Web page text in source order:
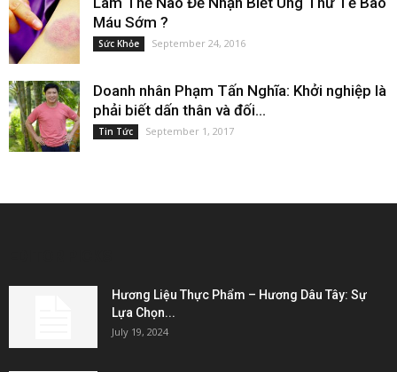
Máu Sớm ?
Sức Khỏe September 24, 2016
Doanh nhân Phạm Tấn Nghĩa: Khởi nghiệp là
phải biết dấn thân và đối...
Tin Tức September 1, 2017
Hương Liệu Thực Phẩm – Hương Dâu Tây: Sự
Lựa Chọn...
July 19, 2024